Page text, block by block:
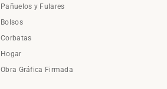
Pañuelos y Fulares
Bolsos
Corbatas
Hogar
Obra Gráfica Firmada